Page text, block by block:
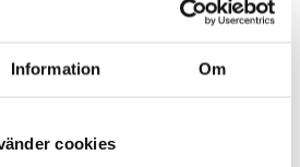
Information Om
cookies
Coat
kr 189